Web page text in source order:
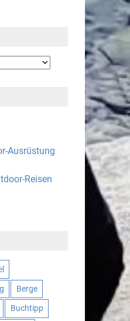
Ausrüstung
Reisen
Berge
Buchtipp